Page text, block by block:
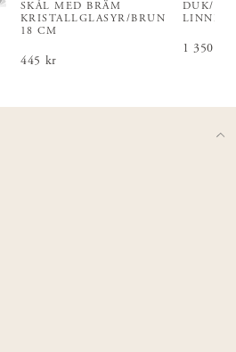
SKÅL MED BRÄM
KRISTALLGLASYR/BRUN
18 CM
Pris :445 kr
445 kr
DUK/
LINNE
Pris:1
1 350 kr